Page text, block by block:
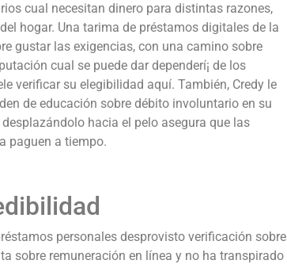
cual necesitan dinero para distintas razones,
hogar. Una tarima de préstamos digitales de la
gustar las exigencias, con una camino sobre
cual se puede dar dependerí¡ de los
verificar su elegibilidad aquí. También, Credy le
de educación sobre débito involuntario en su
hacia el pelo asegura que las
paguen a tiempo.
personales desprovisto verificación sobre
sobre remuneración en línea y no ha transpirado